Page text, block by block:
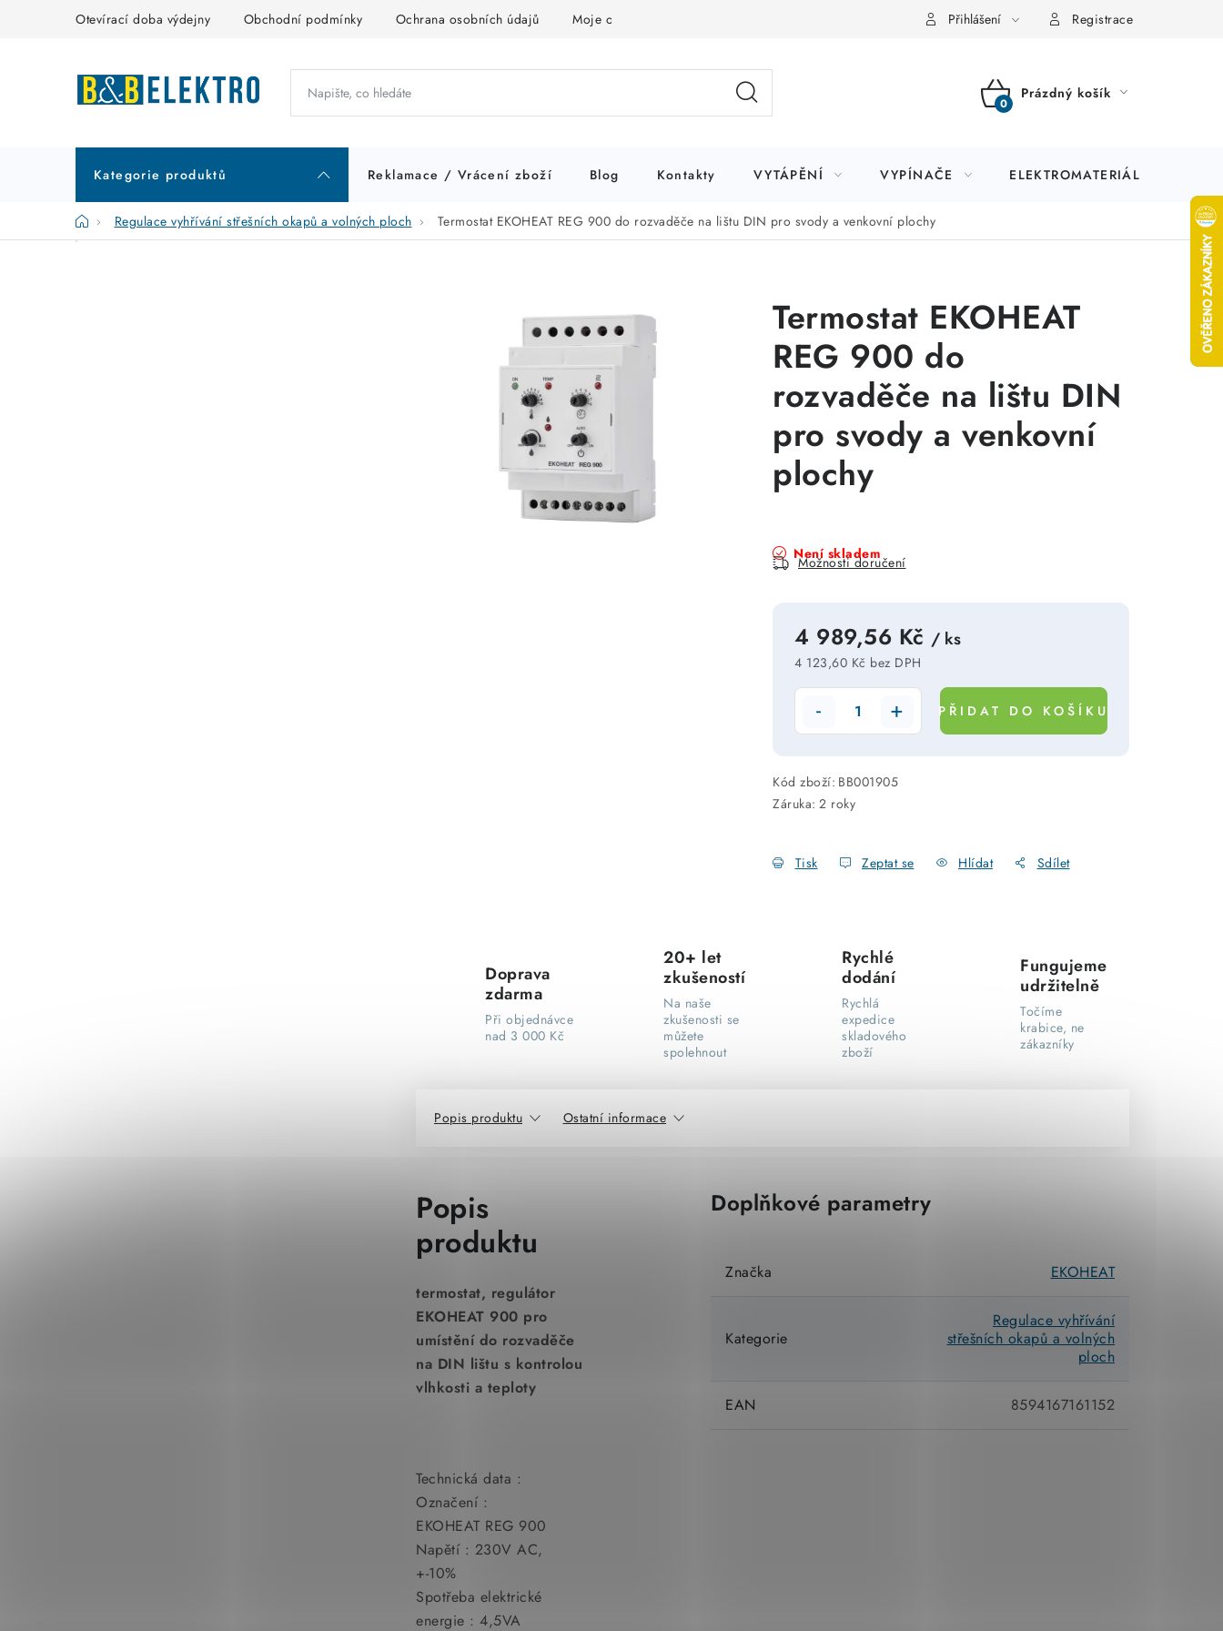
Otevírací doba výdejny Obchodní podmínky Ochrana osobních údajů Moje objednávka Přihlášení Registrace
NÁKUPNÍ
Prázdný košík
Kategorie produktů Reklamace / Vrácení zboží Blog Kontakty VYTÁPĚNÍ VYPÍNAČE ELEKTROMATERIÁL
DomůRegulace vyhřívání střešních okapů a volných ploch Termostat EKOHEAT REG 900 do rozvaděče na lištu DIN pro svody a venkovní plochy
P
Termostat EKOHEAT
REG 900 do
rozvaděče na lištu DIN
pro svody a venkovní
plochy
Není skladem
Možnosti doručení
4 989,56 Kč / ks
4 123,60 Kč bez DPH
PŘIDAT DO KOŠÍKU
Kód zboží: BB001905
Záruka: 2 roky
Tisk Zeptat se Hlídat Sdílet
Doprava
zdarma
Při objednávce
nad 3 000 Kč
20+ let
zkušeností
Na naše
zkušenosti se
můžete
spolehnout
Rychlé
dodání
Rychlá
expedice
skladového
zboží
Fungujeme
udržitelně
Točíme
krabice, ne
zákazníky
Popis produktu Ostatní informace
Popis
produktu
termostat, regulátor
EKOHEAT 900 pro
umístění do rozvaděče
na DIN lištu s kontrolou
vlhkosti a teploty
Technická data :
Označení :
EKOHEAT REG 900
Napětí : 230V AC,
+-10%
Spotřeba elektrické
energie : 4,5VA
Doplňkové parametry
Značka EKOHEAT
Kategorie
Regulace vyhřívání
střešních okapů a volných
ploch
EAN 8594167161152